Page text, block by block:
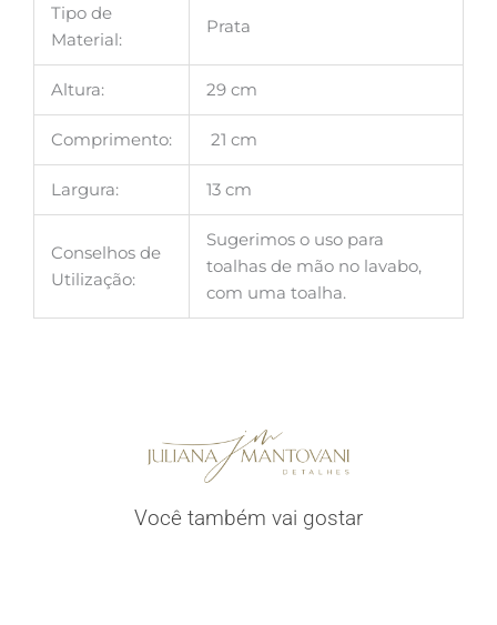
Tipo de
Material:
Prata
Altura: 29 cm
Comprimento: 21 cm
Largura: 13 cm
Conselhos de
Utilização:
Sugerimos o uso para
toalhas de mão no lavabo,
com uma toalha.
Você também vai gostar